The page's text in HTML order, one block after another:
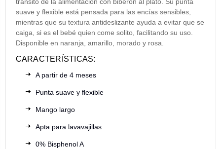
suave y flexible está pensada para las encías sensibles,
mientras que su textura antideslizante ayuda a evitar que se
caiga, si es el bebé quien come solito, facilitando su uso.
Disponible en naranja, amarillo, morado y rosa.
CARACTERÍSTICAS:
A partir de 4 meses
Punta suave y flexible
Mango largo
Apta para lavavajillas
0% Bisphenol A